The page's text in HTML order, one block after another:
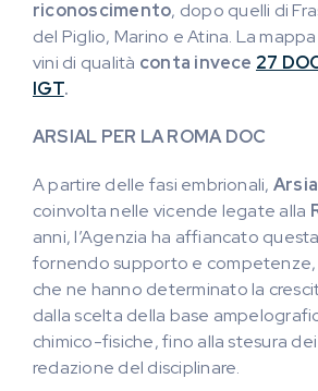
riconoscimento, dopo quelli di
del Piglio, Marino e Atina. La
vini di qualità conta invece 27
IGT.
ARSIAL PER LA ROMA DOC
A partire delle fasi embrionali,
coinvolta nelle vicende legate alla
anni, l’Agenzia ha affiancato
fornendo supporto e competenze,
che ne hanno determinato la
dalla scelta della base
chimico-fisiche, fino alla stesura
redazione del disciplinare.